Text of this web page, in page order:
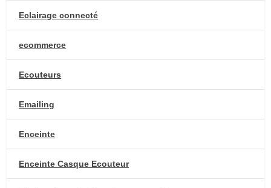
Eclairage connecté
ecommerce
Ecouteurs
Emailing
Enceinte
Enceinte Casque Ecouteur